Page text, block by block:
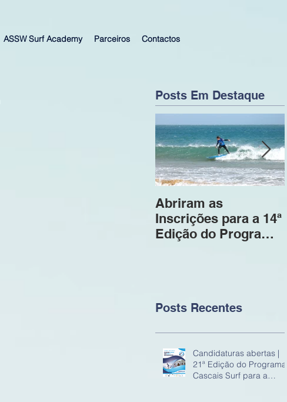
ASSW Surf Academy Parceiros Contactos
Posts Em Destaque
Abriram as
Inscrições para a 14ª
Edição do Programa
Posts Recentes
Candidaturas abertas |
21ª Edição do Programa
Cascais Surf para a